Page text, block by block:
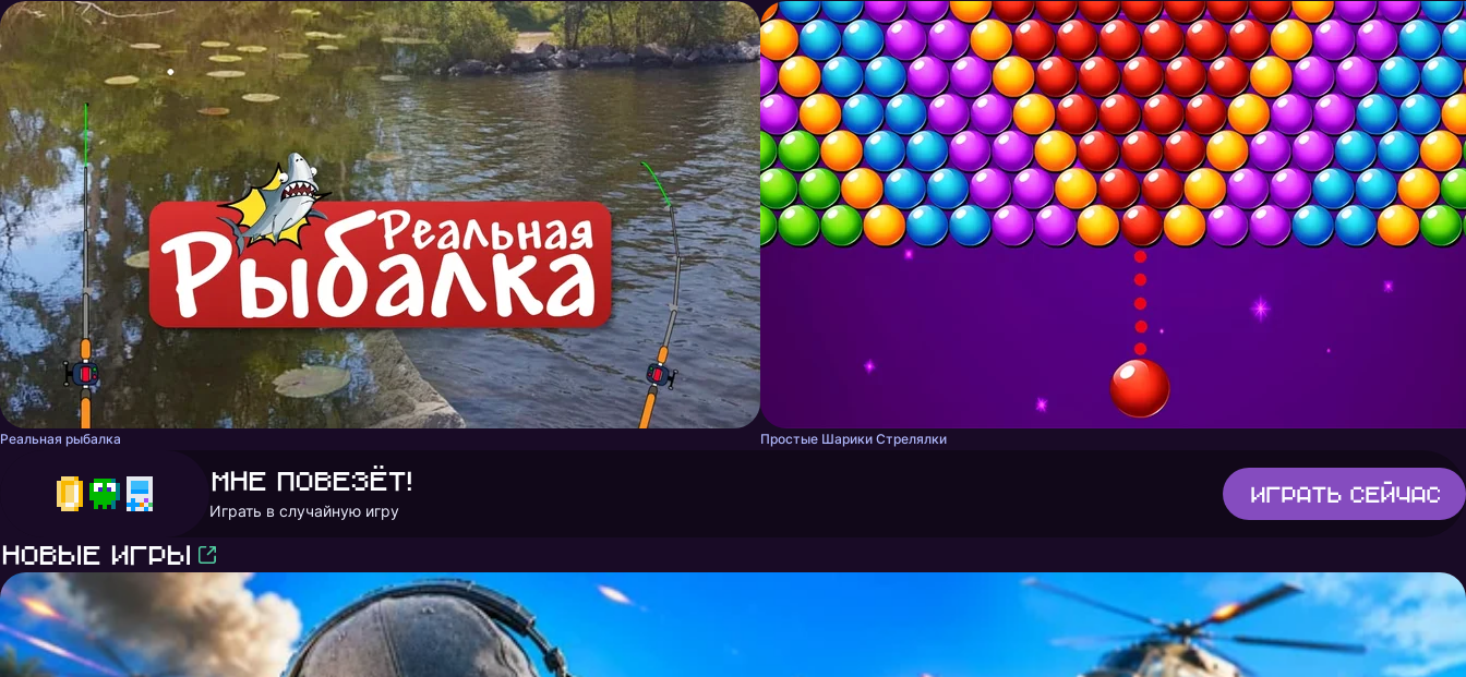
Реальная рыбалка Простые Шарики Стрелялки
Мне повезёт!
Играть в случайную игру
Играть сейчас
Новые игры